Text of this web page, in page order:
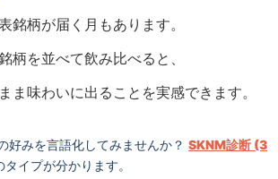
銘柄が届く月もあります。
柄を並べて飲み比べると、
ま味わいに出ることを実感できます。
好みを言語化してみませんか？ SKNM診断 (3
イプが分かります。